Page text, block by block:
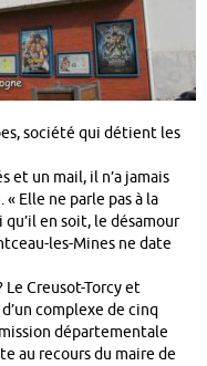
société qui détient les
et un mail, il n’a jamais
Elle ne parle pas à la
en soit, le désamour
les-Mines ne date
Le Creusot-Torcy et
complexe de cinq
départementale
au recours du maire de